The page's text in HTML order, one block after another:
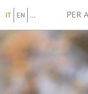
IT EN ... PER